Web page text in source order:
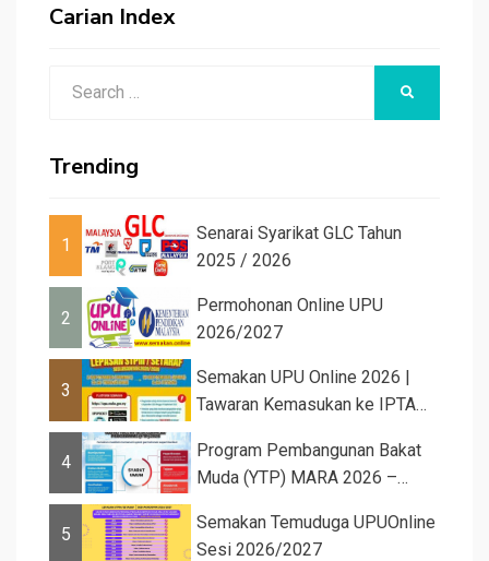
Carian Index
Trending
1
Senarai Syarikat GLC Tahun
2025 / 2026
2
Permohonan Online UPU
2026/2027
3
Semakan UPU Online 2026 |
Tawaran Kemasukan ke IPTA
4
Program Pembangunan Bakat
Muda (YTP) MARA 2026 –
5
Semakan Temuduga UPUOnline
Sesi 2026/2027